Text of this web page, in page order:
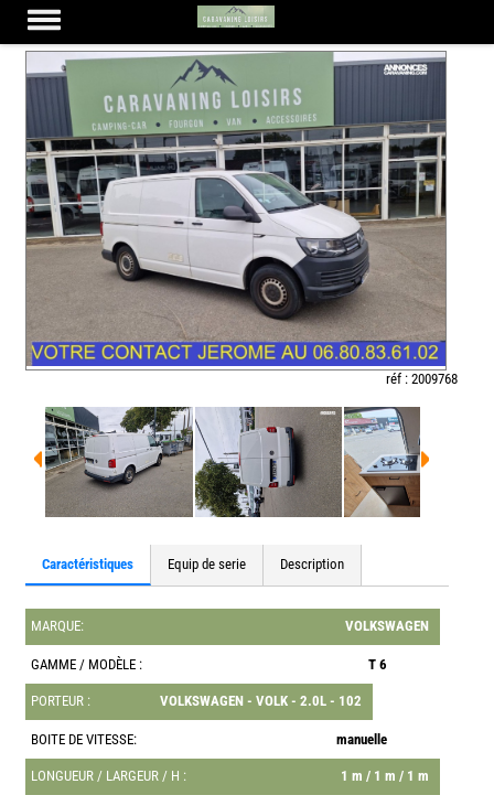
VOLKSWAGEN T 6
réf : 2009768
Caractéristiques Equip de serie Description
MARQUE: VOLKSWAGEN
GAMME / MODÈLE : T 6
PORTEUR : VOLKSWAGEN - VOLK - 2.0L - 102
BOITE DE VITESSE: manuelle
LONGUEUR / LARGEUR / H : 1 m / 1 m / 1 m